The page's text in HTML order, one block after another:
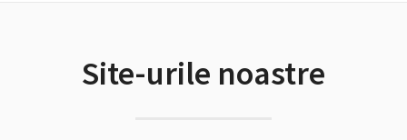
Site-urile noastre